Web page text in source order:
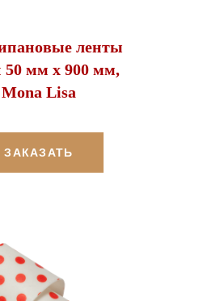
ленты
мм х 900 мм,
Mona Lisa
ЗАКАЗАТЬ